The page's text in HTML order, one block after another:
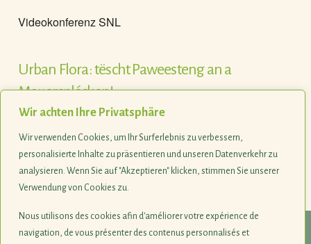
Wir achten Ihre Privatsphäre
Wir verwenden Cookies, um Ihr Surferlebnis zu verbessern,
personalisierte Inhalte zu präsentieren und unseren Datenverkehr zu
analysieren. Wenn Sie auf "Akzeptieren" klicken, stimmen Sie unserer
Verwendung von Cookies zu.
Nous utilisons des cookies afin d'améliorer votre expérience de
navigation, de vous présenter des contenus personnalisés et
Videokonferenz SNL
Urban Flora: tëscht Paweesteng an a
Mauersplécken!
www.snl.lu/events/serie-videokonferenzen
oderwww.mnhn.lu/videoconferences
Weitere Informationen finden Siehier .
© 1990-2026